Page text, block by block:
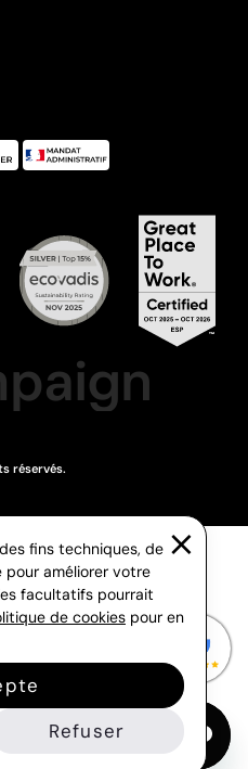
réservés.
fins techniques, de
pour améliorer votre
facultatifs pourrait
de cookies pour en
Refuser